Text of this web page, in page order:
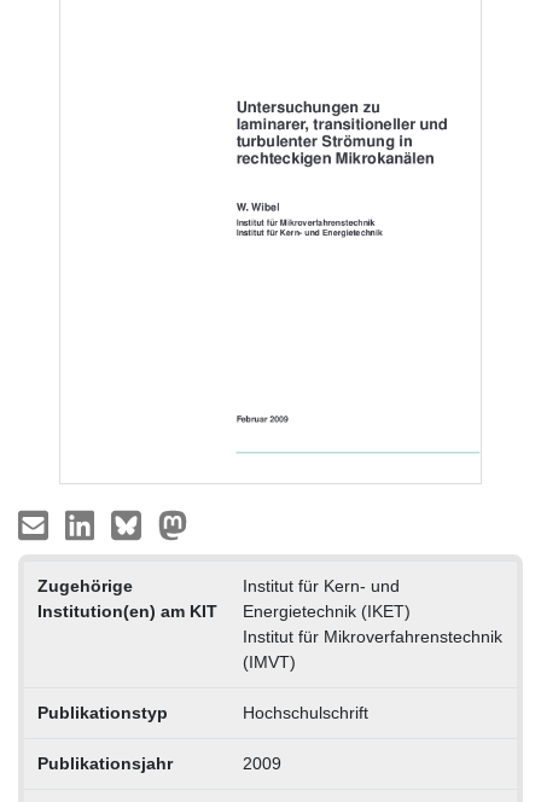
Zugehörige
Institution(en) am KIT
Institut für Kern- und
Energietechnik (IKET)
Institut für Mikroverfahrenstechnik
(IMVT)
Publikationstyp Hochschulschrift
Publikationsjahr 2009